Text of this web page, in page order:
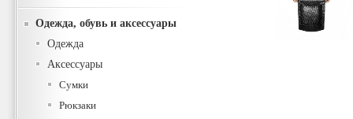
Одежда, обувь и аксессуары
Одежда
Аксессуары
Сумки
Рюкзаки